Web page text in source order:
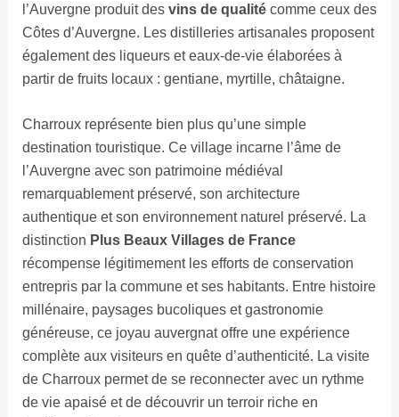
l’Auvergne produit des vins de qualitécomme ceux des
Côtes d’Auvergne. Les distilleries artisanales proposent
également des liqueurs et eaux-de-vie élaborées à
partir de fruits locaux : gentiane, myrtille, châtaigne.
Charroux représente bien plus qu’une simple
destination touristique. Ce village incarne l’âme de
l’Auvergne avec son patrimoine médiéval
remarquablement préservé, son architecture
authentique et son environnement naturel préservé. La
distinction Plus Beaux Villages de France
récompense légitimement les efforts de conservation
entrepris par la commune et ses habitants. Entre histoire
millénaire, paysages bucoliques et gastronomie
généreuse, ce joyau auvergnat offre une expérience
complète aux visiteurs en quête d’authenticité. La visite
de Charroux permet de se reconnecter avec un rythme
de vie apaisé et de découvrir un terroir riche en